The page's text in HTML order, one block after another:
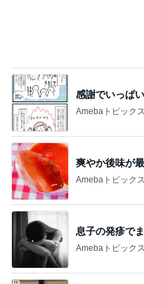
感謝でいっぱ
Amebaトピックス
爽やか後味が
Amebaトピックス
息子の発疹で
Amebaトピックス